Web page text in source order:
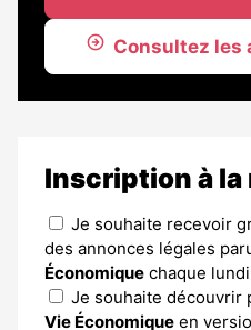
Consultez les
Inscription à
Je souhaite recevoir
des annonces légales
Économique chaque
Je souhaite découvrir
Vie Économique en